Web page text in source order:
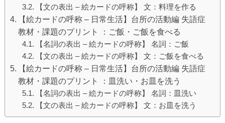
【文の表出 – 絵カードの呼称】 文：料理を作る
【絵カードの呼称 – 日常生活】台所の活動編 失語症
教材・課題のプリント ：ご飯・ご飯を食べる
【名詞の表出 – 絵カードの呼称】 名詞：ご飯
【文の表出 – 絵カードの呼称】 文：ご飯を食べる
【絵カードの呼称 – 日常生活】台所の活動編 失語症
教材・課題のプリント ：皿洗い・お皿を洗う
【名詞の表出 – 絵カードの呼称】 名詞：皿洗い
【文の表出 – 絵カードの呼称】 文：お皿を洗う